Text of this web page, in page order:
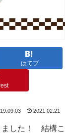
はてブ
2021.02.21
ました！ 結構こ